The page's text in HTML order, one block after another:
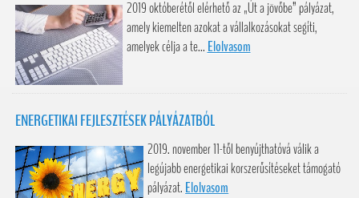
2019 októberétől elérhető az „Út a jövőbe” pályázat,
amely kiemelten azokat a vállalkozásokat segíti,
amelyek célja a te... Elolvasom
ENERGETIKAI FEJLESZTÉSEK PÁLYÁZATBÓL
2019. november 11-től benyújthatóvá válik a
legújabb energetikai korszerűsítéseket támogató
pályázat. Elolvasom